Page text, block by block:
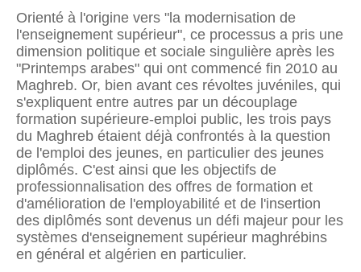
Orienté à l'origine vers "la modernisation de
l'enseignement supérieur", ce processus a pris une
dimension politique et sociale singulière après les
"Printemps arabes" qui ont commencé fin 2010 au
Maghreb. Or, bien avant ces révoltes juvéniles, qui
s'expliquent entre autres par un découplage
formation supérieure-emploi public, les trois pays
du Maghreb étaient déjà confrontés à la question
de l'emploi des jeunes, en particulier des jeunes
diplômés. C'est ainsi que les objectifs de
professionnalisation des offres de formation et
d'amélioration de l'employabilité et de l'insertion
des diplômés sont devenus un défi majeur pour les
systèmes d'enseignement supérieur maghrébins
en général et algérien en particulier.